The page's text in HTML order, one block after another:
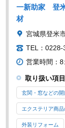
一新助家 登
材
宮城県登米
TEL：0228-
営業時間：
取り扱い項目
玄関・窓などの
エクステリア商品
外装リフォーム